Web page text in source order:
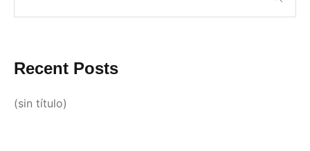
Recent Posts
(sin título)